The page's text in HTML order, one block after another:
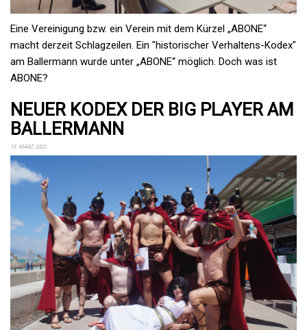
Eine Vereinigung bzw. ein Verein mit dem Kürzel „ABONE“
macht derzeit Schlagzeilen. Ein "historischer Verhaltens-Kodex"
am Ballermann wurde unter „ABONE“ möglich. Doch was ist
ABONE?
NEUER KODEX DER BIG PLAYER AM
BALLERMANN
13. MÄRZ 2022